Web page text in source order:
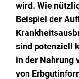
wird. Wie
Beispiel der
sind potenziell
in der Nahrung
von